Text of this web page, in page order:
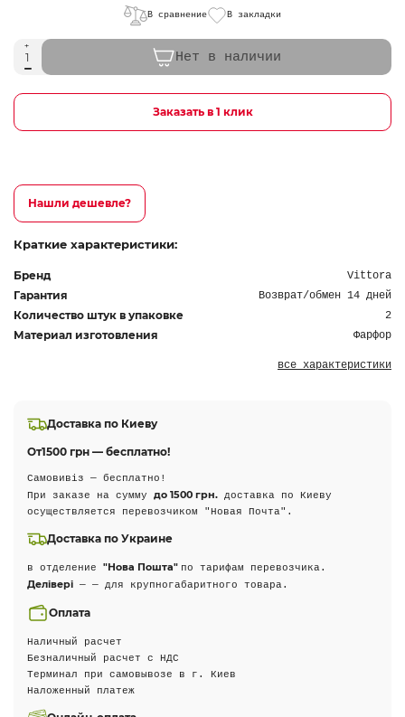
В сравнение В закладки
Нет в наличии
Заказать в 1 клик
Нашли дешевле?
Краткие характеристики:
Бренд Vittora
Гарантия Возврат/обмен 14 дней
Количество штук в упаковке 2
Материал изготовления Фарфор
все характеристики
Доставка по Киеву
От1500 грн — бесплатно!
Самовивіз — бесплатно!
При заказе на сумму до 1500 грн. доставка по Киеву
осуществляется перевозчиком "Новая Почта".
Доставка по Украине
в отделение "Нова Пошта" по тарифам перевозчика.
Делівері — — для крупногабаритного товара.
Оплата
Наличный расчет
Безналичный расчет с НДС
Терминал при самовывозе в г. Киев
Наложенный платеж